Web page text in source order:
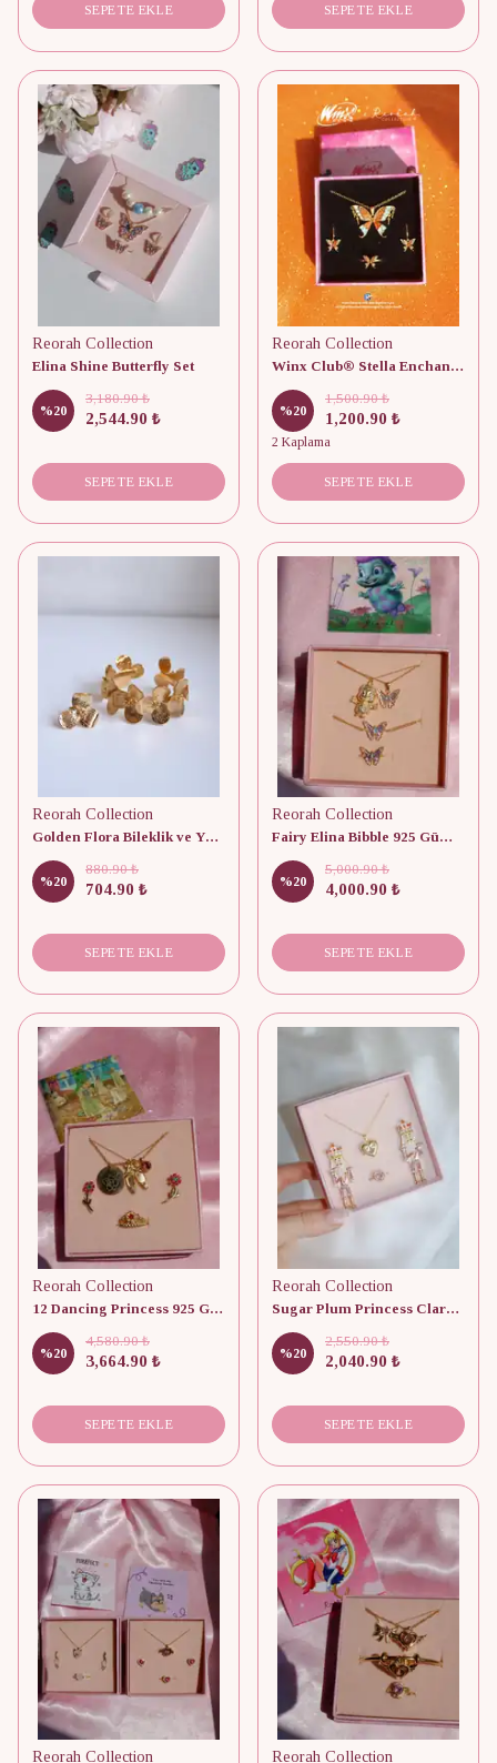
SEPETE EKLE SEPETE EKLE
Reorah Collection
Elina Shine Butterfly Set
%20
3,180.90 ₺
2,544.90 ₺
SEPETE EKLE
Reorah Collection
Winx Club® Stella Enchantix Fairy Wings Set
%20
1,500.90 ₺
1,200.90 ₺
2 Kaplama
SEPETE EKLE
Reorah Collection
Golden Flora Bileklik ve Yüzük Set
%20
880.90 ₺
704.90 ₺
SEPETE EKLE
Reorah Collection
Fairy Elina Bibble 925 Gümüş Kolye, Bileklik ve Yüzük Set
%20
5,000.90 ₺
4,000.90 ₺
SEPETE EKLE
Reorah Collection
12 Dancing Princess 925 Gümüş/ Kolye, Küpe ve Yüzük Set
%20
4,580.90 ₺
3,664.90 ₺
SEPETE EKLE
Reorah Collection
Sugar Plum Princess Clara Set
%20
2,550.90 ₺
2,040.90 ₺
SEPETE EKLE
Reorah Collection Reorah Collection